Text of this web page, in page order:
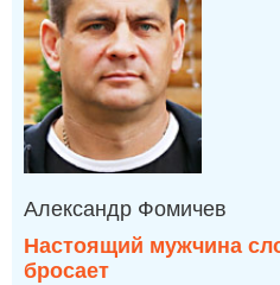
Александр Фомичев
Настоящий мужчина
бросает